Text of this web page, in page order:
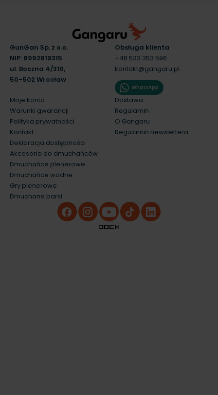
GunGan Sp. z o.o.
NIP: 8992819315
ul. Boczna 4/310,
50-502 Wrocław
Obsługa klienta
+48 533 353 596
kontakt@gangaru.pl
WhatsApp
Moje konto
Dostawa
Warunki gwarancji
Regulamin
Polityka prywatności
O Gangaru
Kontakt
Regulamin newslettera
Deklaracja dostępności
Akcesoria do dmuchańców
Dmuchańce plenerowe
Dmuchańce wodne
Gry plenerowe
Dmuchane parki